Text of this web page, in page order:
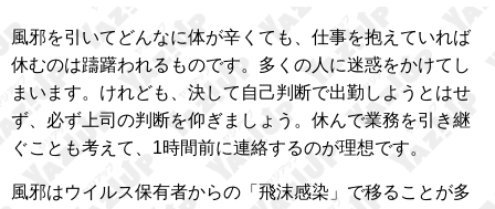
風邪を引いてどんなに体が辛くても、仕事を抱えていれば
休むのは躊躇われるものです。多くの人に迷惑をかけてし
まいます。けれども、決して自己判断で出勤しようとはせ
ず、必ず上司の判断を仰ぎましょう。休んで業務を引き継
ぐことも考えて、1時間前に連絡するのが理想です。
風邪はウイルス保有者からの「飛沫感染」で移ることが多